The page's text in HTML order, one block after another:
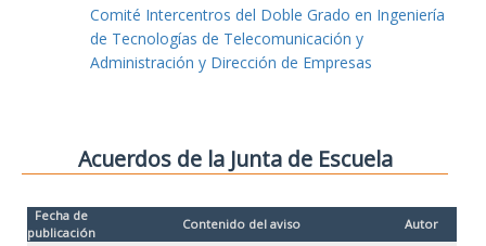
Comité Intercentros del Doble Grado en Ingeniería
de Tecnologías de Telecomunicación y
Administración y Dirección de Empresas
Acuerdos de la Junta de Escuela
Fecha de
publicación
Contenido del aviso
Autor